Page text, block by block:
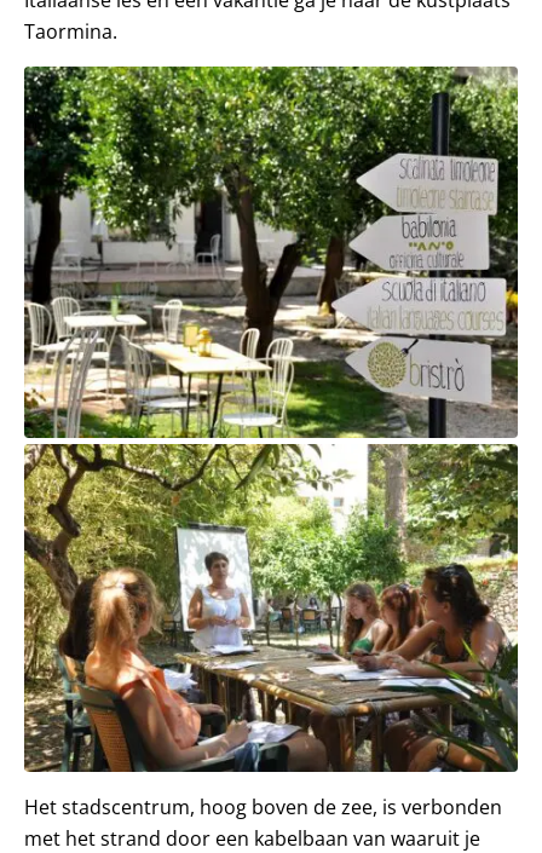
Taormina.
Het stadscentrum, hoog boven de zee, is verbonden
met het strand door een kabelbaan van waaruit je